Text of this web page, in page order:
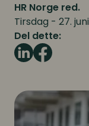
HR Norge red.
Tirsdag - 27.
Del dette: